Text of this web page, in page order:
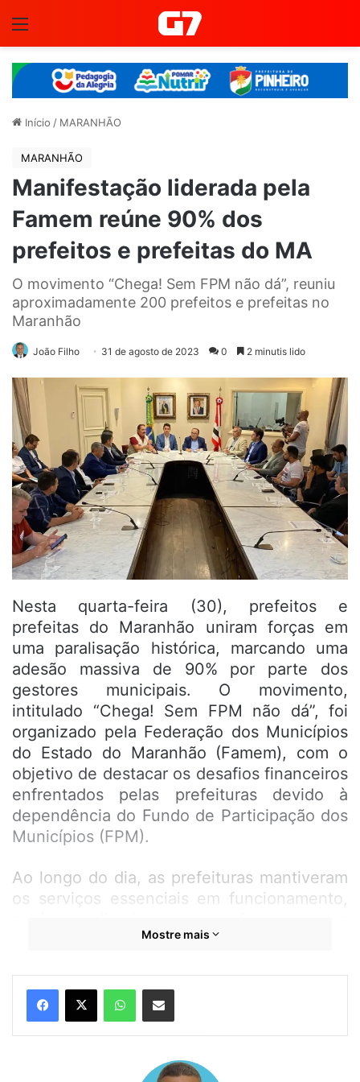
Início / MARANHÃO
MARANHÃO
Manifestação liderada pela
Famem reúne 90% dos
prefeitos e prefeitas do MA
O movimento “Chega! Sem FPM não dá”, reuniu
aproximadamente 200 prefeitos e prefeitas no
Maranhão
João Filho 31 de agosto de 2023 0 2 minutis lido
Nesta quarta-feira (30), prefeitos e
prefeitas do Maranhão uniram forças em
uma paralisação histórica, marcando uma
adesão massiva de 90% por parte dos
gestores municipais. O movimento,
intitulado “Chega! Sem FPM não dá”, foi
organizado pela Federação dos Municípios
do Estado do Maranhão (Famem), com o
objetivo de destacar os desafios financeiros
enfrentados pelas prefeituras devido à
dependência do Fundo de Participação dos
Municípios (FPM).
Ao longo do dia, as prefeituras mantiveram
os serviços essenciais em funcionamento,
sensibilizar a população acerca da
atual cenário financeiro nas administrações
municipais. A paralisação visou não apenas
chamar atenção para a causa, mas também
por soluções para a situação econômica
Mostre mais